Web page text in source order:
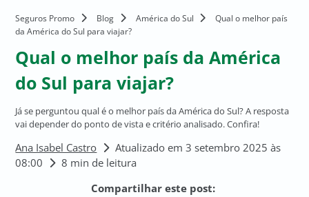
Seguros Promo Blog América do Sul
Qual o melhor país
da América do Sul para viajar?
Qual o melhor país da América
do Sul para viajar?
Já se perguntou qual é o melhor país da América do Sul? A resposta
vai depender do ponto de vista e critério analisado. Confira!
Ana Isabel Castro
Atualizado em 3 setembro 2025 às
08:00
8 min de leitura
Compartilhar este post: